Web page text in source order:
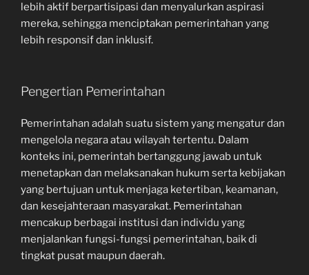
lebih aktif berpartisipasi dan menyalurkan aspirasi
mereka, sehingga menciptakan pemerintahan yang
lebih responsif dan inklusif.
Pengertian Pemerintahan
Pemerintahan adalah suatu sistem yang mengatur dan
mengelola negara atau wilayah tertentu. Dalam
konteks ini, pemerintah bertanggung jawab untuk
menetapkan dan melaksanakan hukum serta kebijakan
yang bertujuan untuk menjaga ketertiban, keamanan,
dan kesejahteraan masyarakat. Pemerintahan
mencakup berbagai institusi dan individu yang
menjalankan fungsi-fungsi pemerintahan, baik di
tingkat pusat maupun daerah.